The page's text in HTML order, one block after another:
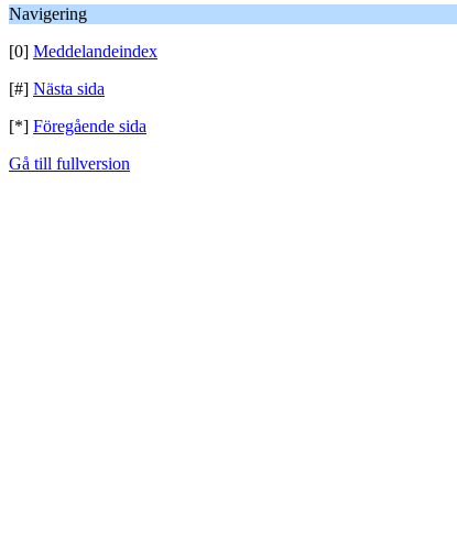
Navigering
[0] Meddelandeindex
[#] Nästa sida
[*] Föregående sida
Gå till fullversion